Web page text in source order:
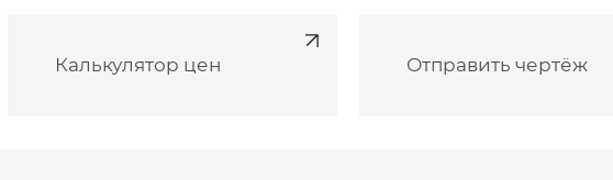
Калькулятор цен Отправить чертёж